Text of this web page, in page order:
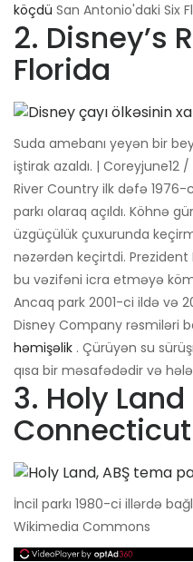
köçdü San Antonio'daki Six
2. Disney’s
Florida
Suda amebanı yeyən bir
iştirak azaldı. |
River Country ilk dəfə 1976-
parkı olaraq açıldı. Köhnə
üzgüçülük çuxurunda
nəzərdən keçirtdi. Prezident
bu vəzifəni icra etməyə
Ancaq park 2001-ci ildə və
Disney Company rəsmiləri
həmişəlik . Çürüyən su
qısa bir məsafədədir və
3. Holy Land
Connecticut
İncil parkı 1980-ci illərdə
Wikimedia Commons